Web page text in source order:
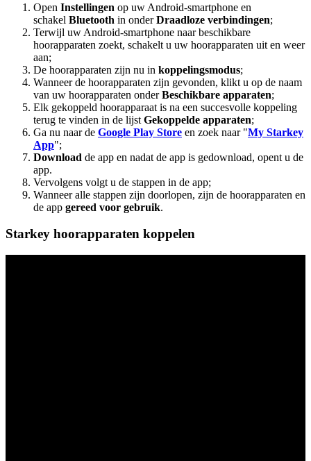
Open Instellingen op uw Android-smartphone en
schakel Bluetooth in onderDraadloze verbindingen;
Terwijl uw Android-smartphone naar beschikbare
hoorapparaten zoekt, schakelt u uw hoorapparaten uit en weer
aan;
De hoorapparaten zijn nu in koppelingsmodus;
Wanneer de hoorapparaten zijn gevonden, klikt u op de naam
van uw hoorapparaten onderBeschikbare apparaten;
Elk gekoppeld hoorapparaat is na een succesvolle koppeling
terug te vinden in de lijst Gekoppelde apparaten;
Ga nu naar de Google Play Store en zoek naar "My Starkey
App";
Download de app en nadat de app is gedownload, opent u de
app.
Vervolgens volgt u de stappen in de app;
Wanneer alle stappen zijn doorlopen, zijn de hoorapparaten en
de app gereed voor gebruik.
Starkey hoorapparaten koppelen